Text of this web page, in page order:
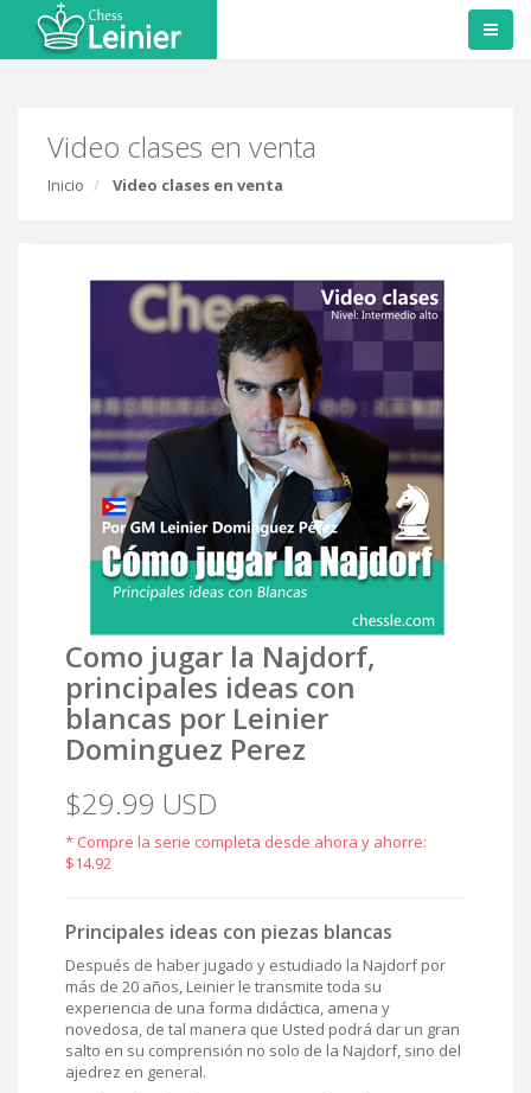
Video clases en venta
Inicio Video clases en venta
Como jugar la Najdorf,
principales ideas con
blancas por Leinier
Dominguez Perez
$29.99 USD
* Compre la serie completa desde ahora y ahorre:
$14.92
Principales ideas con piezas blancas
Después de haber jugado y estudiado la Najdorf por
más de 20 años, Leinier le transmite toda su
experiencia de una forma didáctica, amena y
novedosa, de tal manera que Usted podrá dar un gran
salto en su comprensión no solo de la Najdorf, sino del
ajedrez en general.